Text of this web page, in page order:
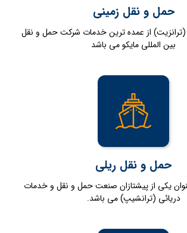
حمل و نقل زمینی
از عمده ترین خدمات شرکت حمل و نقل
بین المللی مایکو می باشد
حمل و نقل ریلی
یکی از پیشتازان صنعت حمل و نقل و خدمات
دریائی (ترانشیپ) می باشد.